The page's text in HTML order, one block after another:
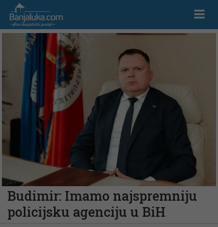
Budimir: Imamo najspremniju
policijsku agenciju u BiH